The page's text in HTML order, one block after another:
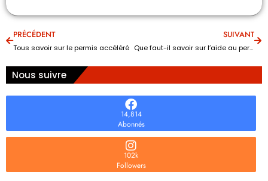
PRÉCÉDENT
Tous savoir sur le permis accéléré
SUIVANT
Que faut-il savoir sur l’aide au permis de l’AGEFIPH pour personnes handicapées?
Nous suivre
14,814
Abonnés
102k
Followers